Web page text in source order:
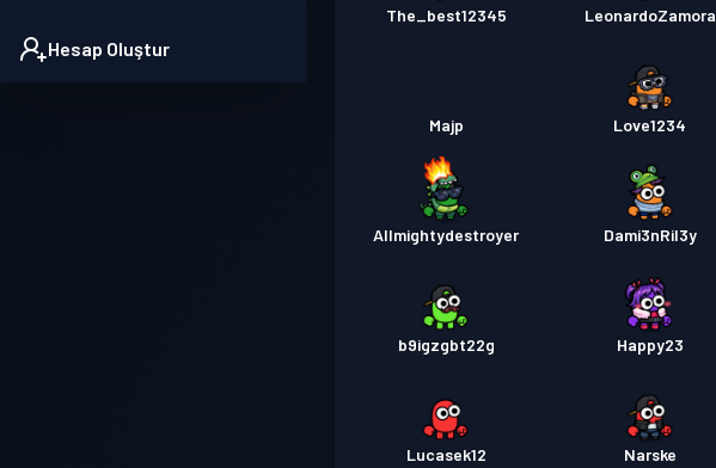
Hesap Oluştur
The_best12345 LeonardoZamora
Majp Love1234
Allmightydestroyer Dami3nRil3y
b9igzgbt22g Happy23
Lucasek12 Narske